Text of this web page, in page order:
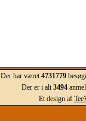
Der har været4731779
Der er i alt3494
Et design af